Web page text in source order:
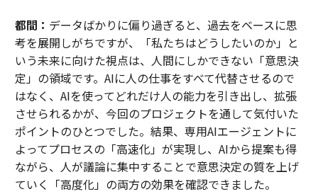
都間： データばかりに偏り過ぎると、過去をベースに思
考を展開しがちですが、「私たちはどうしたいのか」と
いう未来に向けた視点は、人間にしかできない「意思決
定」の領域です。AIに人の仕事をすべて代替させるので
はなく、AIを使ってどれだけ人の能力を引き出し、拡張
させられるかが、今回のプロジェクトを通して気付いた
ポイントのひとつでした。結果、専用AIエージェントに
よってプロセスの「高速化」が実現し、AIから提案も得
ながら、人が議論に集中することで意思決定の質を上げ
ていく「高度化」の両方の効果を確認できました。